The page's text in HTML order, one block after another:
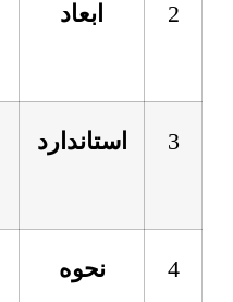
2 ابعاد
3 استاندارد
4
نحوه